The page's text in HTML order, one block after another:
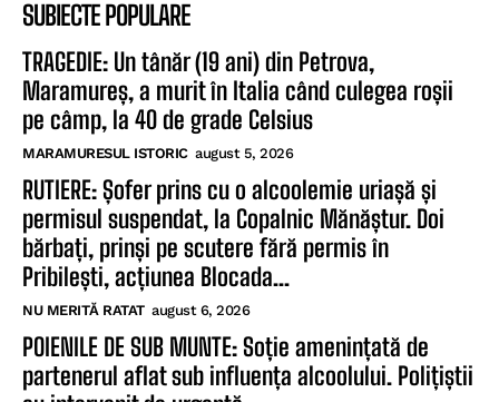
SUBIECTE POPULARE
TRAGEDIE: Un tânăr (19 ani) din Petrova,
Maramureș, a murit în Italia când culegea roșii
pe câmp, la 40 de grade Celsius
MARAMURESUL ISTORIC august 5, 2026
RUTIERE: Șofer prins cu o alcoolemie uriașă și
permisul suspendat, la Copalnic Mănăștur. Doi
bărbați, prinși pe scutere fără permis în
Pribilești, acțiunea Blocada...
NU MERITĂ RATAT august 6, 2026
POIENILE DE SUB MUNTE: Soție amenințată de
partenerul aflat sub influența alcoolului. Polițiștii